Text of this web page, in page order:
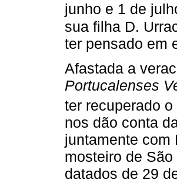
junho e 1 de
sua filha D.
ter pensado em
Afastada a
Portucalenses
ter recuperado
nos dão conta
juntamente com
mosteiro de
datados de 29